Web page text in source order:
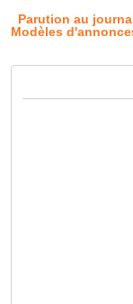
Parution au
Modèles